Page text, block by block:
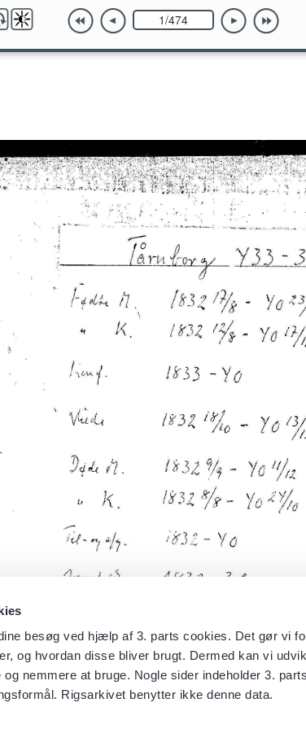
besøg ved hjælp af 3. parts cookies. Det gør vi
og hvordan disse bliver brugt. Dermed kan vi
nemmere at bruge. Nogle sider indeholder 3.
Rigsarkivet benytter ikke denne data.